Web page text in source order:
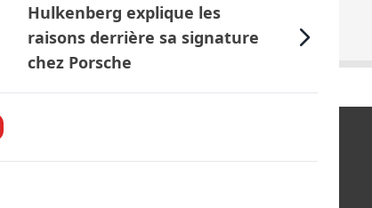
Hulkenberg explique les
raisons derrière sa signature
chez Porsche